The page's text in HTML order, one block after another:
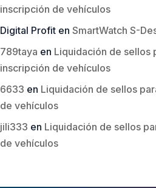
inscripción de vehículos
Digital Profit en SmartWatch S-
789taya en Liquidación de sellos
inscripción de vehículos
6633 en Liquidación de sellos
de vehículos
jili333 en Liquidación de sellos
de vehículos